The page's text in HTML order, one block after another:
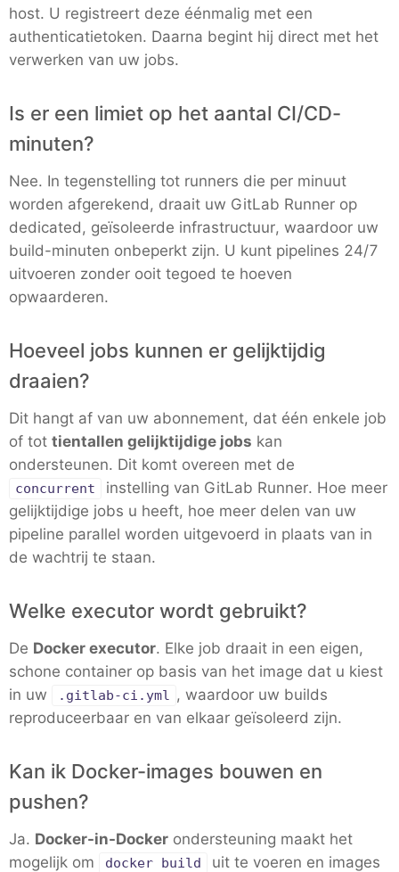
GitLab Runner
Graylog
InfluxDB
Kafka
Kubernetes Control Plane
Kubernetes Node
MariaDB
Matomo
Mattermost
Meilisearch
Memcached
Mercure-Hub
MinIO
host. U registreert deze éénmalig met een
authenticatietoken. Daarna begint hij direct met het
verwerken van uw jobs.
Is er een limiet op het aantal CI/CD-
minuten?
Nee. In tegenstelling tot runners die per minuut
worden afgerekend, draait uw GitLab Runner op
dedicated, geïsoleerde infrastructuur, waardoor uw
build-minuten onbeperkt zijn. U kunt pipelines 24/7
uitvoeren zonder ooit tegoed te hoeven
opwaarderen.
Hoeveel jobs kunnen er gelijktijdig
draaien?
Dit hangt af van uw abonnement, dat één enkele job
of tot tientallen gelijktijdige jobs kan
ondersteunen. Dit komt overeen met de
concurrent
instelling van GitLab Runner. Hoe meer
gelijktijdige jobs u heeft, hoe meer delen van uw
pipeline parallel worden uitgevoerd in plaats van in
de wachtrij te staan.
Welke executor wordt gebruikt?
De Docker executor. Elke job draait in een eigen,
schone container op basis van het image dat u kiest
in uw
.gitlab-ci.yml , waardoor uw builds
reproduceerbaar en van elkaar geïsoleerd zijn.
Kan ik Docker-images bouwen en
pushen?
Ja. Docker-in-Docker ondersteuning maakt het
mogelijk om
docker build
uit te voeren en images